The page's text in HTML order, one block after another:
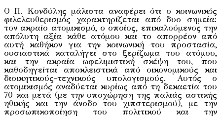
Ο Π. Κονδύλης μάλιστα αναφέρει ότι ο κοινωνικός
φιλελευθερισμός χαρακτηρίζεται από δυο σημεία:
τον ακραίο ατομικισμό, ο οποίος, επικαλούμενος την
απόλυτη αξία κάθε ατόμου και το απορρέον από
αυτή καθήκον για την κοινωνική του προστασία,
ουσιαστικά καταλήγει στο ξερίζωμα του ατόμου,
και την ακραία ωφελιμιστική σκέψη του, που
καθοδηγείται αποκλειστικά από οικονομικούς και
διοικητικούς-τεχνικούς υπολογισμούς. Αυτός ο
ατομικισμός αναδύεται κυρίως από τη δεκαετία του
70 και μετά (με την υποχώρηση της παλιάς αστικής
ηθικής και την άνοδο του χιπστερισμού), με την
προσωπικοποίηση του πολιτικού και την